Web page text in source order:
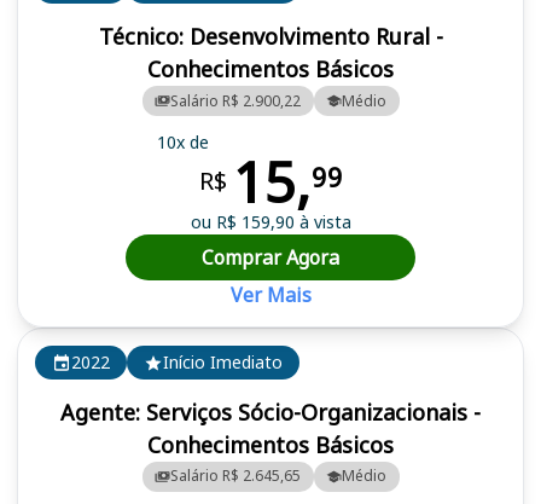
2022 Início Imediato
Agente: Serviços Sócio-Organizacionais -
Conhecimentos Básicos
Salário R$ 2.645,65 Médio
Técnico: Desenvolvimento Rural -
Conhecimentos Básicos
Salário R$ 2.900,22 Médio
10x de
R$ 15,99
ou R$ 159,90 à vista
Comprar Agora
Ver Mais